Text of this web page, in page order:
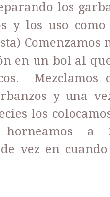
los
y los uso
Comenzamos
en un bol al
Mezclamos
y una
los
a
vez en